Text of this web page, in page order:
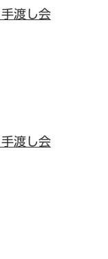
渡し会
渡し会